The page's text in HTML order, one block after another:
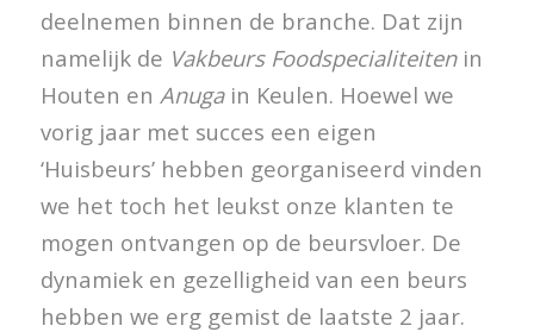
deelnemen binnen de branche. Dat zijn
namelijk de Vakbeurs Foodspecialiteitenin
Houten en Anugain Keulen. Hoewel we
vorig jaar met succes een eigen
‘Huisbeurs’ hebben georganiseerd vinden
we het toch het leukst onze klanten te
mogen ontvangen op de beursvloer. De
dynamiek en gezelligheid van een beurs
hebben we erg gemist de laatste 2 jaar.